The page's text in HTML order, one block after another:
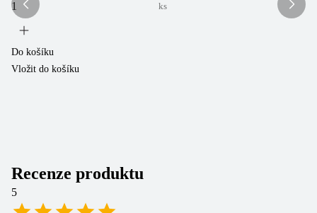
ks
Do košíku
Vložit do košíku
Recenze produktu
5